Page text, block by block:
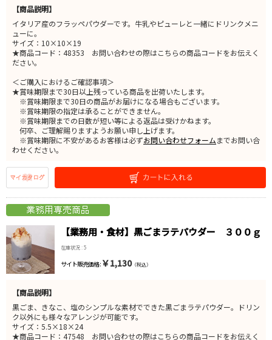
【商品説明】
イタリア産のフラッペパウダーです。牛乳やピューレと一緒にドリンクメニ
ューに。
サイズ：10×10×19
★商品コード：48353 お問い合わせの際はこちらの商品コードをお伝えく
ださい。
＜ご購入におけるご確認事項＞
★賞味期限まで30日以上残っている商品を出荷いたします。
※賞味期限まで30日の商品がお届けになる場合もございます。
※賞味期限の指定は承ることができません。
※賞味期限までの日数が短い等による返品は受けかねます。
何卒、ご理解賜りますようお願い申し上げます。
※賞味期限に不安があるお客様は必ずお問い合わせフォームまでお問い合
わせください。
【業務用・食材】黒ごまラテパウダー ３００ｇ
在庫状況 : 5
サイト販売価格 : ￥1,130（税込）
【商品説明】
黒ごま、きなこ、塩のシンプルな素材でできた黒ごまラテパウダー。ドリン
ク以外にも様々なアレンジが可能です。
サイズ：5.5×18×24
★商品コード：47548 お問い合わせの際はこちらの商品コードをお伝えく